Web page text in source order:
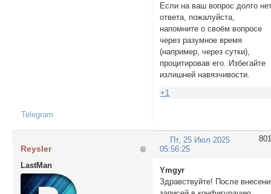
Если на ваш вопрос долго
ответа, пожалуйста,
напомните о своём вопросе
через разумное время
(например, через сутки),
процитировав его. Избегайте
излишней навязчивости.
+1
Telegram
801
Пт, 25 Июл 2025
05:56:25
Reysler
LastMan
Ymgyr
Здравствуйте! После